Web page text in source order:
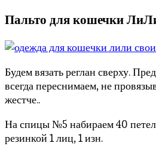
Пальто для кошечки
Будем вязать реглан сверху.
всегда переснимаем, не
жестче..
На спицы №5 набираем 40
резинкой 1 лиц, 1 изн.